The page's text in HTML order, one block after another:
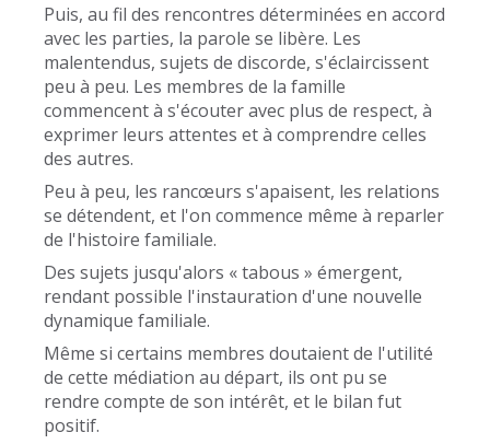
Puis, au fil des rencontres déterminées en accord
avec les parties, la parole se libère. Les
malentendus, sujets de discorde, s'éclaircissent
peu à peu. Les membres de la famille
commencent à s'écouter avec plus de respect, à
exprimer leurs attentes et à comprendre celles
des autres.
Peu à peu, les rancœurs s'apaisent, les relations
se détendent, et l'on commence même à reparler
de l'histoire familiale.
Des sujets jusqu'alors « tabous » émergent,
rendant possible l'instauration d'une nouvelle
dynamique familiale.
Même si certains membres doutaient de l'utilité
de cette médiation au départ, ils ont pu se
rendre compte de son intérêt, et le bilan fut
positif.